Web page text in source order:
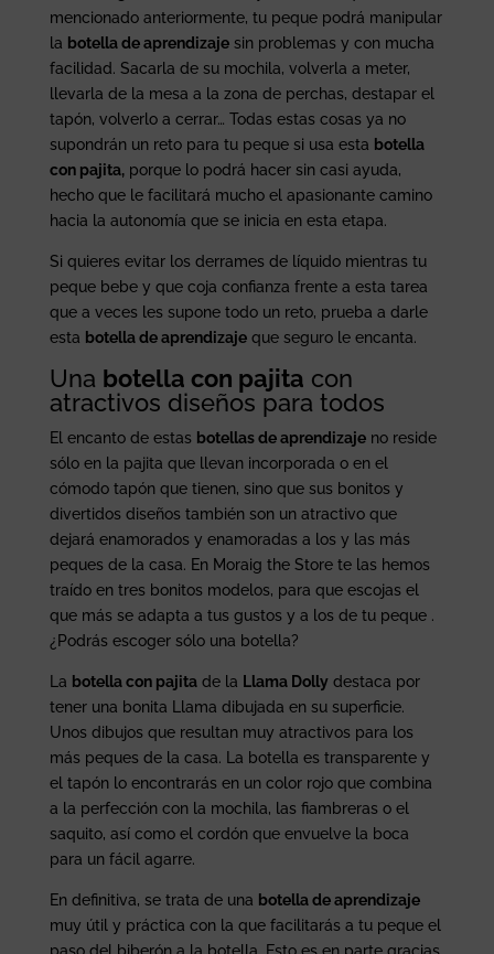
mencionado anteriormente, tu peque podrá manipular
la botella de aprendizajesin problemas y con mucha
facilidad. Sacarla de su mochila, volverla a meter,
llevarla de la mesa a la zona de perchas, destapar el
tapón, volverlo a cerrar… Todas estas cosas ya no
supondrán un reto para tu peque si usa esta botella
con pajita,porque lo podrá hacer sin casi ayuda,
hecho que le facilitará mucho el apasionante camino
hacia la autonomía que se inicia en esta etapa.
Si quieres evitar los derrames de líquido mientras tu
peque bebe y que coja confianza frente a esta tarea
que a veces les supone todo un reto, prueba a darle
esta botella de aprendizajeque seguro le encanta.
Una botella con pajita con
atractivos diseños para todos
El encanto de estas botellas de aprendizajeno reside
sólo en la pajita que llevan incorporada o en el
cómodo tapón que tienen, sino que sus bonitos y
divertidos diseños también son un atractivo que
dejará enamorados y enamoradas a los y las más
peques de la casa. En Moraig the Store te las hemos
traído en tres bonitos modelos, para que escojas el
que más se adapta a tus gustos y a los de tu peque .
¿Podrás escoger sólo una botella?
La botella con pajitade la Llama Dollydestaca por
tener una bonita Llama dibujada en su superficie.
Unos dibujos que resultan muy atractivos para los
más peques de la casa. La botella es transparente y
el tapón lo encontrarás en un color rojo que combina
a la perfección con la mochila, las fiambreras o el
saquito, así como el cordón que envuelve la boca
para un fácil agarre.
En definitiva, se trata de una botella de aprendizaje
muy útil y práctica con la que facilitarás a tu peque el